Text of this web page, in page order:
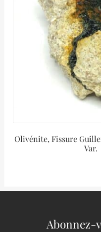
Olivénite, Fissure
Var.
Abonnez-